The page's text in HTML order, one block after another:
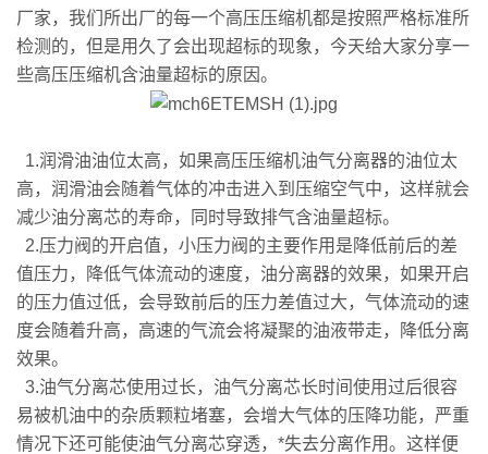
厂家，我们所出厂的每一个高压压缩机都是按照严格标准所
检测的，但是用久了会出现超标的现象，今天给大家分享一
些高压压缩机含油量超标的原因。
1.润滑油油位太高，如果高压压缩机油气分离器的油位太
高，润滑油会随着气体的冲击进入到压缩空气中，这样就会
减少油分离芯的寿命，同时导致排气含油量超标。
2.压力阀的开启值，小压力阀的主要作用是降低前后的差
值压力，降低气体流动的速度，油分离器的效果，如果开启
的压力值过低，会导致前后的压力差值过大，气体流动的速
度会随着升高，高速的气流会将凝聚的油液带走，降低分离
效果。
3.油气分离芯使用过长，油气分离芯长时间使用过后很容
易被机油中的杂质颗粒堵塞，会增大气体的压降功能，严重
情况下还可能使油气分离芯穿透，*失去分离作用。这样便